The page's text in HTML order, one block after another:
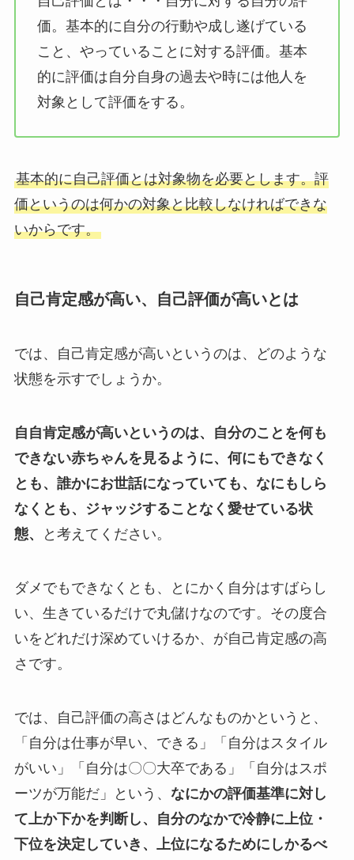
価。基本的に自分の行動や成し遂げている
こと、やっていることに対する評価。基本
的に評価は自分自身の過去や時には他人を
対象として評価をする。
基本的に自己評価とは対象物を必要とします。評
価というのは何かの対象と比較しなければできな
いからです。
自己肯定感が高い、自己評価が高いとは
では、自己肯定感が高いというのは、どのような
状態を示すでしょうか。
自自肯定感が高いというのは、自分のことを何も
できない赤ちゃんを見るように、何にもできなく
とも、誰かにお世話になっていても、なにもしら
なくとも、ジャッジすることなく愛せている状
態、
と考えてください。
ダメでもできなくとも、とにかく自分はすばらし
い、生きているだけで丸儲けなのです。その度合
いをどれだけ深めていけるか、が自己肯定感の高
さです。
では、自己評価の高さはどんなものかというと、
「自分は仕事が早い、できる」「自分はスタイル
がいい」「自分は〇〇大卒である」「自分はスポ
ーツが万能だ」という、 なにかの評価基準に対し
て上か下かを判断し、自分のなかで冷静に上位・
下位を決定していき、上位になるためにしかるべ